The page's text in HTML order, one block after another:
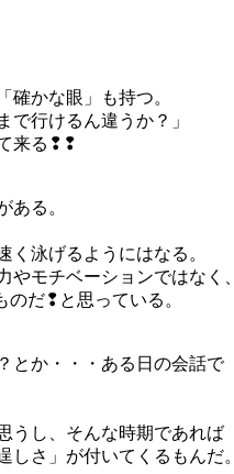
かな眼」も持つ。
行けるん違うか？」
来る❢❢
ある。
泳げるようにはなる。
モチベーションではなく、
のだ❢と思っている。
とか・・・ある日の会話で
うし、そんな時期であれば
さ」が付いてくるもんだ。